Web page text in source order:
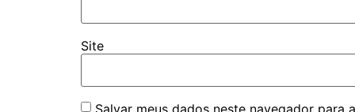
Site
Salvar meus dados neste navegador para